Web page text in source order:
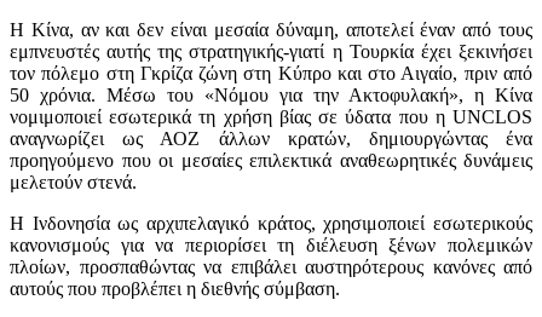
Η Κίνα, αν και δεν είναι μεσαία δύναμη, αποτελεί έναν από τους
εμπνευστές αυτής της στρατηγικής-γιατί η Τουρκία έχει ξεκινήσει
τον πόλεμο στη Γκρίζα ζώνη στη Κύπρο και στο Αιγαίο, πριν από
50 χρόνια. Μέσω του «Νόμου για την Ακτοφυλακή», η Κίνα
νομιμοποιεί εσωτερικά τη χρήση βίας σε ύδατα που η UNCLOS
αναγνωρίζει ως ΑΟΖ άλλων κρατών, δημιουργώντας ένα
προηγούμενο που οι μεσαίες επιλεκτικά αναθεωρητικές δυνάμεις
μελετούν στενά.
Η Ινδονησία ως αρχιπελαγικό κράτος, χρησιμοποιεί εσωτερικούς
κανονισμούς για να περιορίσει τη διέλευση ξένων πολεμικών
πλοίων, προσπαθώντας να επιβάλει αυστηρότερους κανόνες από
αυτούς που προβλέπει η διεθνής σύμβαση.